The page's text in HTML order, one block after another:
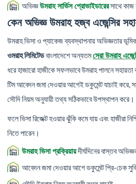
অভিজ্ঞউমরাহ সার্ভিস প্রোভাইডারেরসাথে কাজ
কেন অভিজ্ঞ উমরাহ হজ্ব এজেন্সির
উমরাহ ভিসা ও প্যাকেজ ব্যবস্থাপনায় অভিজ্ঞতার
ওমরাহ লিমিটেডবাংলাদেশে অন্যতমসেরা উমরাহ
ধরে হাজারো হাজীকে সফলভাবে উমরাহ পালনে
টিম আবেদন জমা দেওয়ার আগেই ডকুমেন্ট যাচাই করে,
সৌদি নিয়ম অনুযায়ী তথ্য সঠিকভাবে উপস্থাপন করে।
ফলে ভিসা রিজেক্ট হওয়ার ঝুঁকি কমে যায় এবং হাজীরা
নিতে পারেন।
উমরাহ ভিসা প্রক্রিয়ায়দীর্ঘদিনের বাস্তব
আবেদন জমা দেওয়ার আগে ডকুমেন্ট প্রি-চেক